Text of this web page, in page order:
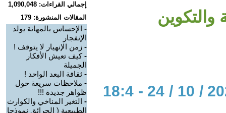
والتكوين
الحوار المتمدن-العدد: 7774 - 2023 / 10 / 24 - 18:4
إجمالي القراءات: 1,090,048
المقالات المنشورة: 179
- الإحساس بالمهانة يولد
الإنفجار
- زمن الإنهيار لا يتوقف !
-كيف تعيش الأفكار
الجميلة
- ثقافة البعد الواحد !
- ملاحظات سريعة حول
ظواهر جديدة !!!
- التغير المناخي والكوارث
الطبيعية ( الحرائق نموذجا